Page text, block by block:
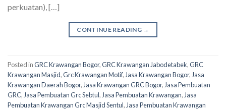
perkuatan), […]
CONTINUE READING →
Posted inGRC Krawangan Bogor,GRC Krawangan Jabodetabek,GRC
Krawangan Masjid,Grc Krawangan Motif, Jasa Krawangan Bogor, Jasa
Krawangan Daerah Bogor, Jasa Krawangan GRC Bogor, Jasa Pembuatan
GRC, Jasa Pembuatan Grc Sebtul, Jasa Pembuatan Krawangan, Jasa
Pembuatan Krawangan Grc Masjid Sentul, Jasa Pembuatan Krawangan